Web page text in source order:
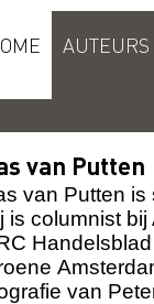
AUTEURS
van Putten
van Putten is
is columnist
van